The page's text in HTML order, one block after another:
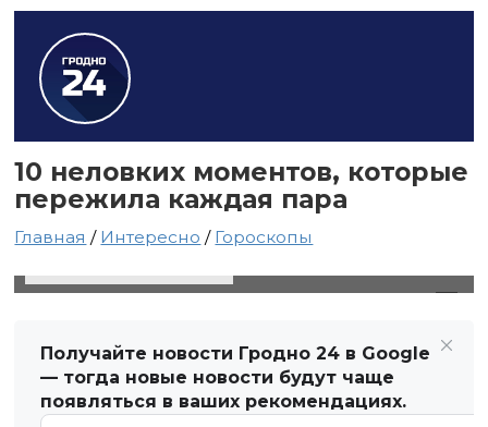
10 неловких моментов, которые
пережила каждая пара
Главная / Интересно / Гороскопы
Получайте новости Гродно 24 в Google
— тогда новые новости будут чаще
появляться в ваших рекомендациях.